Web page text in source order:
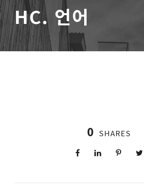
HC. 언어
0 SHARES